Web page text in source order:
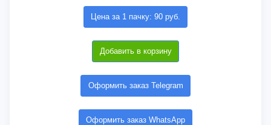
Цена за 1 пачку: 90 руб.
Добавить в корзину
Оформить заказ Telegram
Оформить заказ WhatsApp